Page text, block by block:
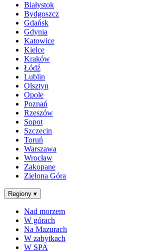
Białystok
Bydgoszcz
Gdańsk
Gdynia
Katowice
Kielce
Kraków
Łódź
Lublin
Olsztyn
Opole
Poznań
Rzeszów
Sopot
Szczecin
Toruń
Warszawa
Wrocław
Zakopane
Zielona Góra
Regiony ▾
Nad morzem
W górach
Na Mazurach
W zabytkach
W SPA